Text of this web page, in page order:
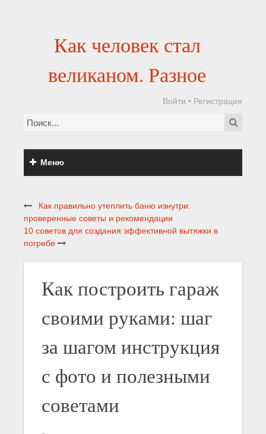
Как человек стал
великаном. Разное
Войти • Регистрация
Меню
Как правильно утеплить баню изнутри:
проверенные советы и рекомендации
10 советов для создания эффективной вытяжки в
погребе
Как построить гараж
своими руками: шаг
за шагом инструкция
с фото и полезными
советами